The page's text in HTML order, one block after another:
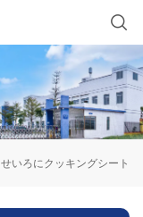
せいろにクッキングシート